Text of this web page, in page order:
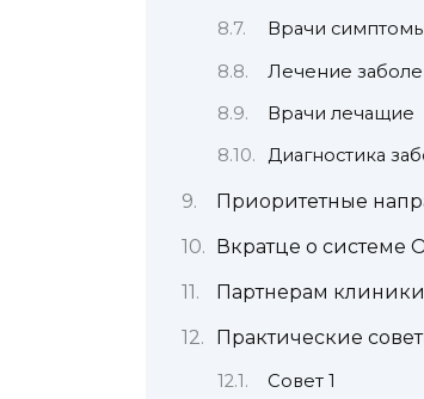
Врачи
Лечение
Врачи лечащие
Диагностика
Приоритетные
Вкратце о системе
Партнерам клиники
Практические
Совет 1